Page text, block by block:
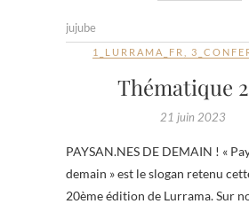
jujube
1_LURRAMA_FR
Thématique
21 juin 2023
PAYSAN.NES DE DEMAIN ! «
demain » est le slogan retenu
20ème édition de Lurrama. Sur